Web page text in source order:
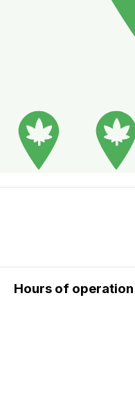
Hours of operation